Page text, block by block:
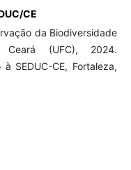
CE
da Biodiversidade
(UFC), 2024.
SEDUC-CE, Fortaleza,